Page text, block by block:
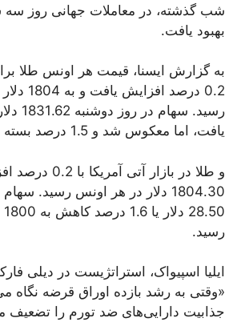
شب گذشته، در معاملات جهانی روز سه
بهبود یافت.
به گزارش ایسنا، قیمت هر اونس طلا
رسید.
یافت، اما معکوس شد و 1.5 درصد بسته شد.
و طلا در بازار آتی
1804.30 دلار در هر اونس رسید.
رسید.
ایلیا اسپیواک، استراتژیست در دیلی
«وقتی به رشد بازده اوراق قرضه نگاه
جذابیت دارایی‌های ضد تورم را تضعیف